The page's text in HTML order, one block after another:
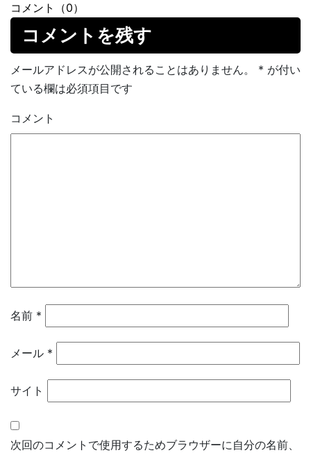
コメント（0）
コメントを残す
メールアドレスが公開されることはありません。 * が付い
ている欄は必須項目です
コメント
名前 *
メール *
サイト
次回のコメントで使用するためブラウザーに自分の名前、